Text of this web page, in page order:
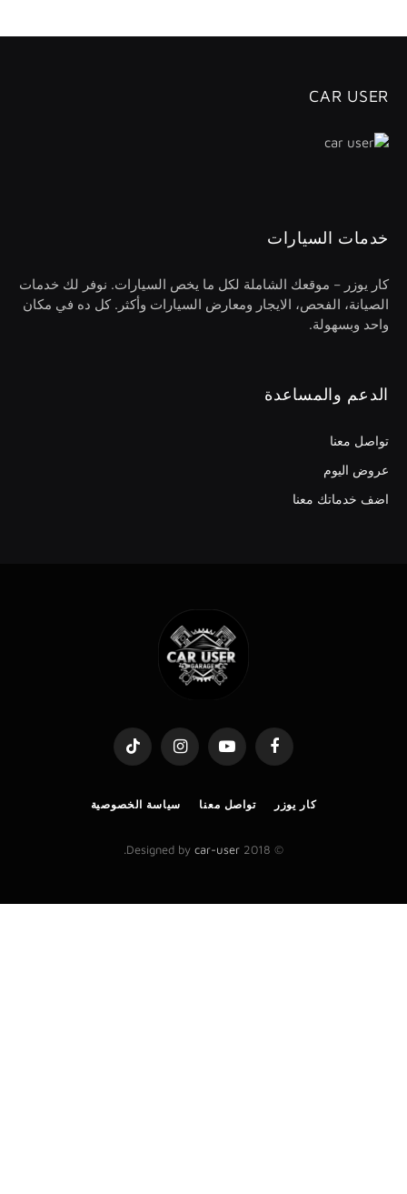
CAR USER
خدمات السيارات
كار يوزر – موقعك الشاملة لكل ما يخص السيارات. نوفر لك خدمات
الصيانة، الفحص، الايجار ومعارض السيارات وأكثر. كل ده في مكان
واحد وبسهولة.
الدعم والمساعدة
تواصل معنا
عروض اليوم
اضف خدماتك معنا
Facebook
YouTube
Instagram
TikTok
كار يوزر تواصل معنا سياسة الخصوصية
© 2018 Designed by
car-user
.